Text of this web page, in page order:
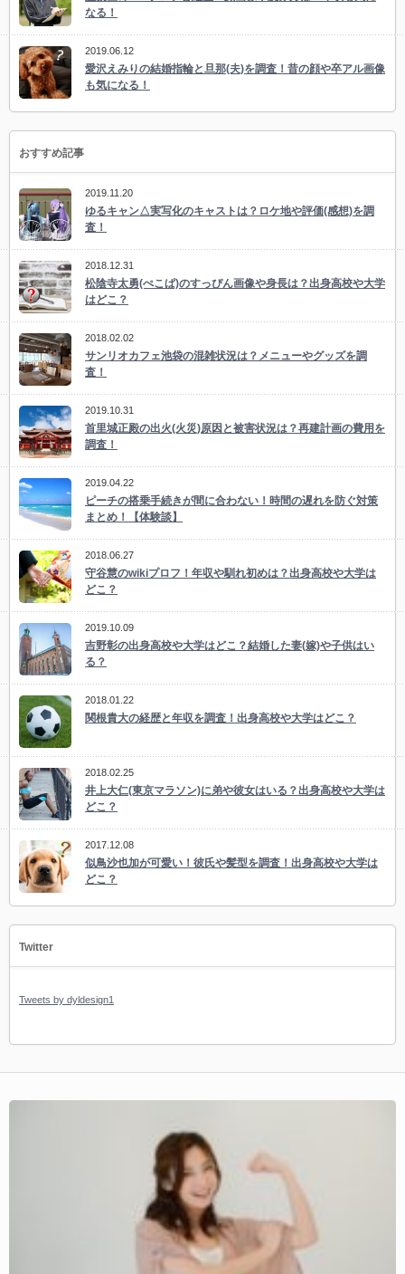
なる！
2019.06.12
愛沢えみりの結婚指輪と旦那(夫)を調査！昔の顔や卒アル画像
も気になる！
おすすめ記事
2019.11.20
ゆるキャン△実写化のキャストは？ロケ地や評価(感想)を調
査！
2018.12.31
松陰寺太勇(ぺこぱ)のすっぴん画像や身長は？出身高校や大学
はどこ？
2018.02.02
サンリオカフェ池袋の混雑状況は？メニューやグッズを調
査！
2019.10.31
首里城正殿の出火(火災)原因と被害状況は？再建計画の費用を
調査！
2019.04.22
ピーチの搭乗手続きが間に合わない！時間の遅れを防ぐ対策
まとめ！【体験談】
2018.06.27
守谷慧のwikiプロフ！年収や馴れ初めは？出身高校や大学は
どこ？
2019.10.09
吉野彰の出身高校や大学はどこ？結婚した妻(嫁)や子供はい
る？
2018.01.22
関根貴大の経歴と年収を調査！出身高校や大学はどこ？
2018.02.25
井上大仁(東京マラソン)に弟や彼女はいる？出身高校や大学は
どこ？
2017.12.08
似鳥沙也加が可愛い！彼氏や髪型を調査！出身高校や大学は
どこ？
Twitter
Tweets by dyldesign1